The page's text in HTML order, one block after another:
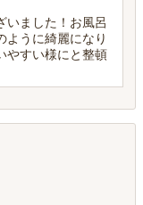
いました！お風呂
ように綺麗になり
やすい様にと整頓